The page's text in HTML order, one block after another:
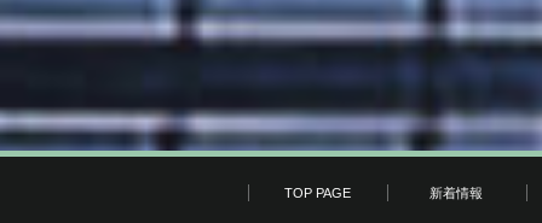
TOP PAGE 新着情報